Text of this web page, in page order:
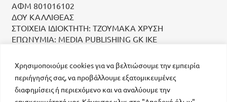
Χρησιμοποιούμε cookies για να βελτιώσουμε την εμπειρία
περιήγησής σας, να προβάλλουμε εξατομικευμένες
διαφημίσεις ή περιεχόμενο και να αναλύουμε την
ΑΦΜ 801016102
ΔΟΥ ΚΑΛΛΙΘΕΑΣ
ΣΤΟΙΧΕΙΑ ΙΔΙΟΚΤΗΤΗ: ΤΖΟΥΜΑΚΑ ΧΡΥΣΗ
ΕΠΩΝΥΜΙΑ: MEDIA PUBLISHING GK IKE